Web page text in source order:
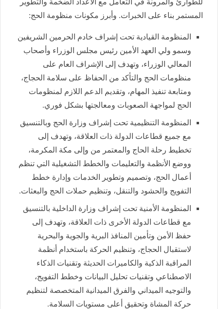
للطوارئ والمرونة في التعامل مع الأعداد الضخمة والتطوير
المستمر بناء على الخبرات. وأبرز مكونات منظومة الحج:
المنظومة القيادية تحت إشراف خادم الحرمين الشريفين
وسمو ولي العهد الأمين رئيس مجلس الوزراء وأصحاب
المعالي الوزراء، وتهدف إلى الإشراف العام على
منظومات الحج والتأكد من الحفاظ على سلامة الحجاج،
ومتابعة تنفيذ المهام، وتقديم الدعم اللازم لمنظومات
الحج لمواجهة الصعوبات ومعالجتها بشكل فوري.
المنظومة التنظيمية تحت إشراف وزارة الحج وبالتنسيق
مع جميع قطاعات الدولة ذات العلاقة، وتهدف إلى
تخطيط رحلة الحاج والمعتمر من وإلى مكة المكرمة،
ووضع الأنظمة والتعليمات والخطط التشغيلية التي تنظم
أعمال الحج، وتصميم وتطوير الخدمات وإدارة خطط
التفويج والحشود والتنقل، وتنظيم حملات الحج والبعثات.
المنظومة الأمنية تحت إشراف وزارة الداخلية بالتنسيق
مع قطاعات الدولة الأخرى ذات العلاقة، وتهدف إلى
حفظ الأمن وتأمين المنافذ البرية والجوية والبحرية
لاستقبال الحجاج، وتنظيم الحركة باستخدام أنظمة
المراقبة الذكية والكاميرات الحديثة وتقنيات الذكاء
الاصطناعي وتقنيات تحليل البيانات وخطط التفويج،
والتوجيه الميداني والفرق الميدانية المتخصصة لتنظيم
حركة المشاة وتحقيق أعلى مستويات السلامة.